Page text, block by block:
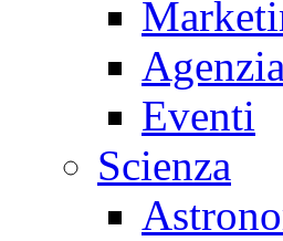
Eventi
Scienza